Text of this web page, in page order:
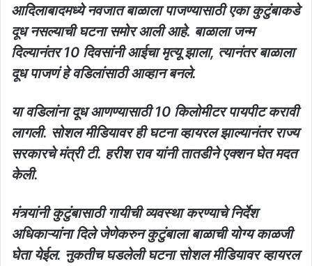
आदिलाबादमध्ये नवजात बाळाला पाजण्यासाठी एका कुटुंबाकडे
दूध नसल्याची घटना समोर आली आहे. बाळाला जन्म
दिल्यानंतर 10 दिवसांनी आईचा मृत्यू झाला, त्यानंतर बाळाला
दूध पाजणं हे वडिलांसाठी आव्हान बनले.
या वडिलांना दूध आणण्यासाठी 10 किलोमीटर पायपीट करावी
लागली. सोशल मीडियावर ही घटना व्हायरल झाल्यानंतर राज्य
सरकारचे मंत्री टी. हरीश राव यांनी तातडीने एक्शन घेत मदत
केली.
मंत्र्यांनी कुटुंबासाठी गायीची व्यवस्था करण्याचे निर्देश
अधिकाऱ्यांना दिले जेणेकरुन कुटुंबाला बाळाची योग्य काळजी
घेता येईल. नुकतीच घडलेली घटना सोशल मीडियावर व्हायरल